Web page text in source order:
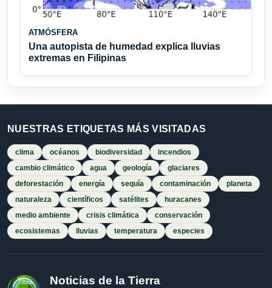
ATMÓSFERA
Una autopista de humedad explica lluvias
extremas en Filipinas
NUESTRAS ETIQUETAS MÁS VISITADAS
clima océanos biodiversidad
incendios
cambio climático
agua geología
glaciares
deforestación
energía sequía contaminación
planeta
naturaleza
científicos satélites
huracanes
medio ambiente
crisis climática
conservación
ecosistemas
lluvias temperatura especies
Noticias de la Tierra